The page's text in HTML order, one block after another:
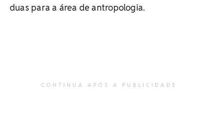
duas para a área de antropologia.
CONTINUA APÓS A PUBLICIDADE